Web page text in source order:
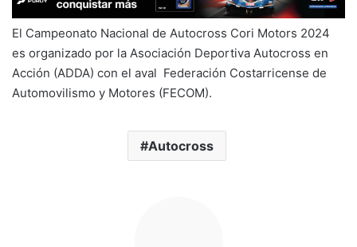
El Campeonato Nacional de Autocross Cori Motors 2024
es organizado por la Asociación Deportiva Autocross en
Acción (ADDA) con el aval Federación Costarricense de
Automovilismo y Motores (FECOM).
Autocross